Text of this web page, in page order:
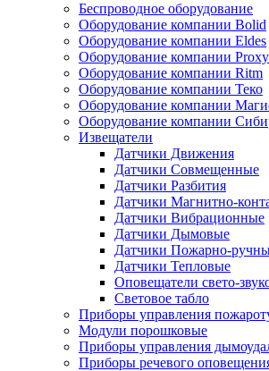
Беспроводное оборудование
Оборудование компании Bolid
Оборудование компании Eldes
Оборудование компании
Оборудование компании Ritm
Оборудование компании Теко
Оборудование компании
Оборудование компании
Извещатели
Датчики Движения
Датчики Совмещенные
Датчики Разбития
Датчики Магнитно-
Датчики Вибрационные
Датчики Дымовые
Датчики Пожарно-
Датчики Тепловые
Оповещатели свето-
Световое табло
Приборы управления
Модули порошковые
Приборы управления
Приборы речевого